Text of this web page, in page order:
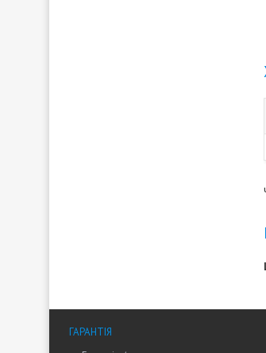
ГАРАНТІЯ